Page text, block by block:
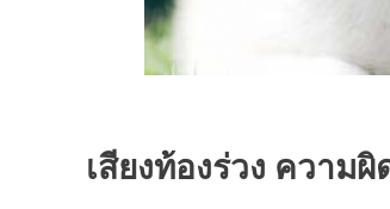
เสียงท้องร่วง ความ